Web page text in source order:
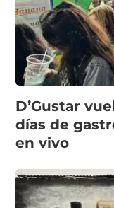
D’Gustar
días de
en vivo